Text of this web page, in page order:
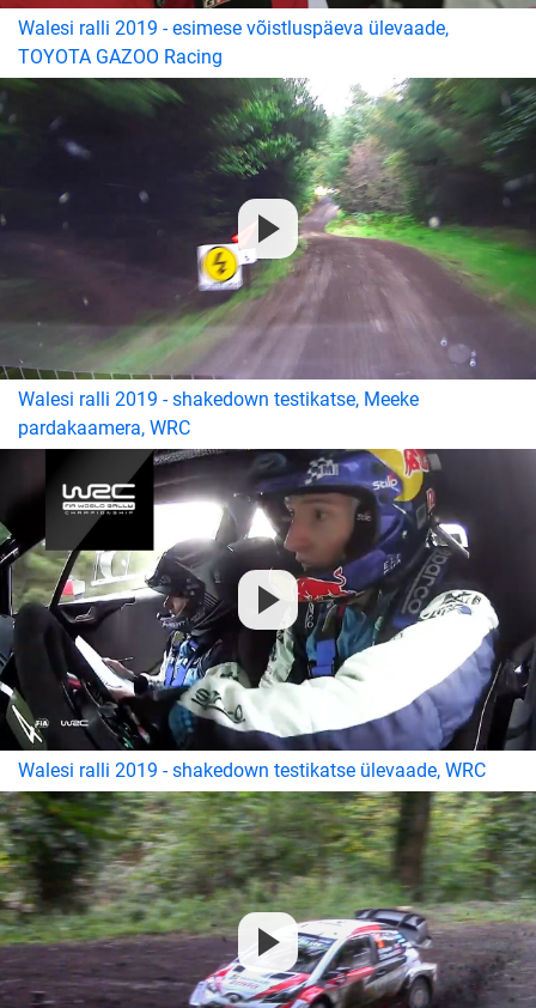
Walesi ralli 2019 - esimese võistluspäeva ülevaade,
TOYOTA GAZOO Racing
Walesi ralli 2019 - shakedown testikatse, Meeke
pardakaamera, WRC
Walesi ralli 2019 - shakedown testikatse ülevaade, WRC